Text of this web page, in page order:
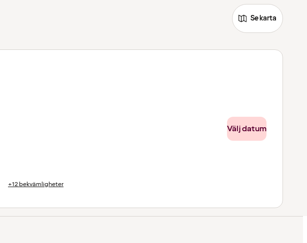
Se karta
+12 bekvämligheter
Välj datum